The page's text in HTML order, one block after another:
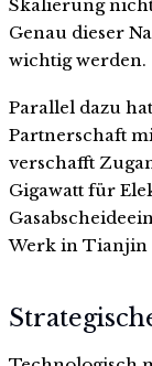
Skalierung
Genau dieser
wichtig werden.
Parallel dazu
Partnerschaft
verschafft
Gigawatt für
Werk in Tianjin